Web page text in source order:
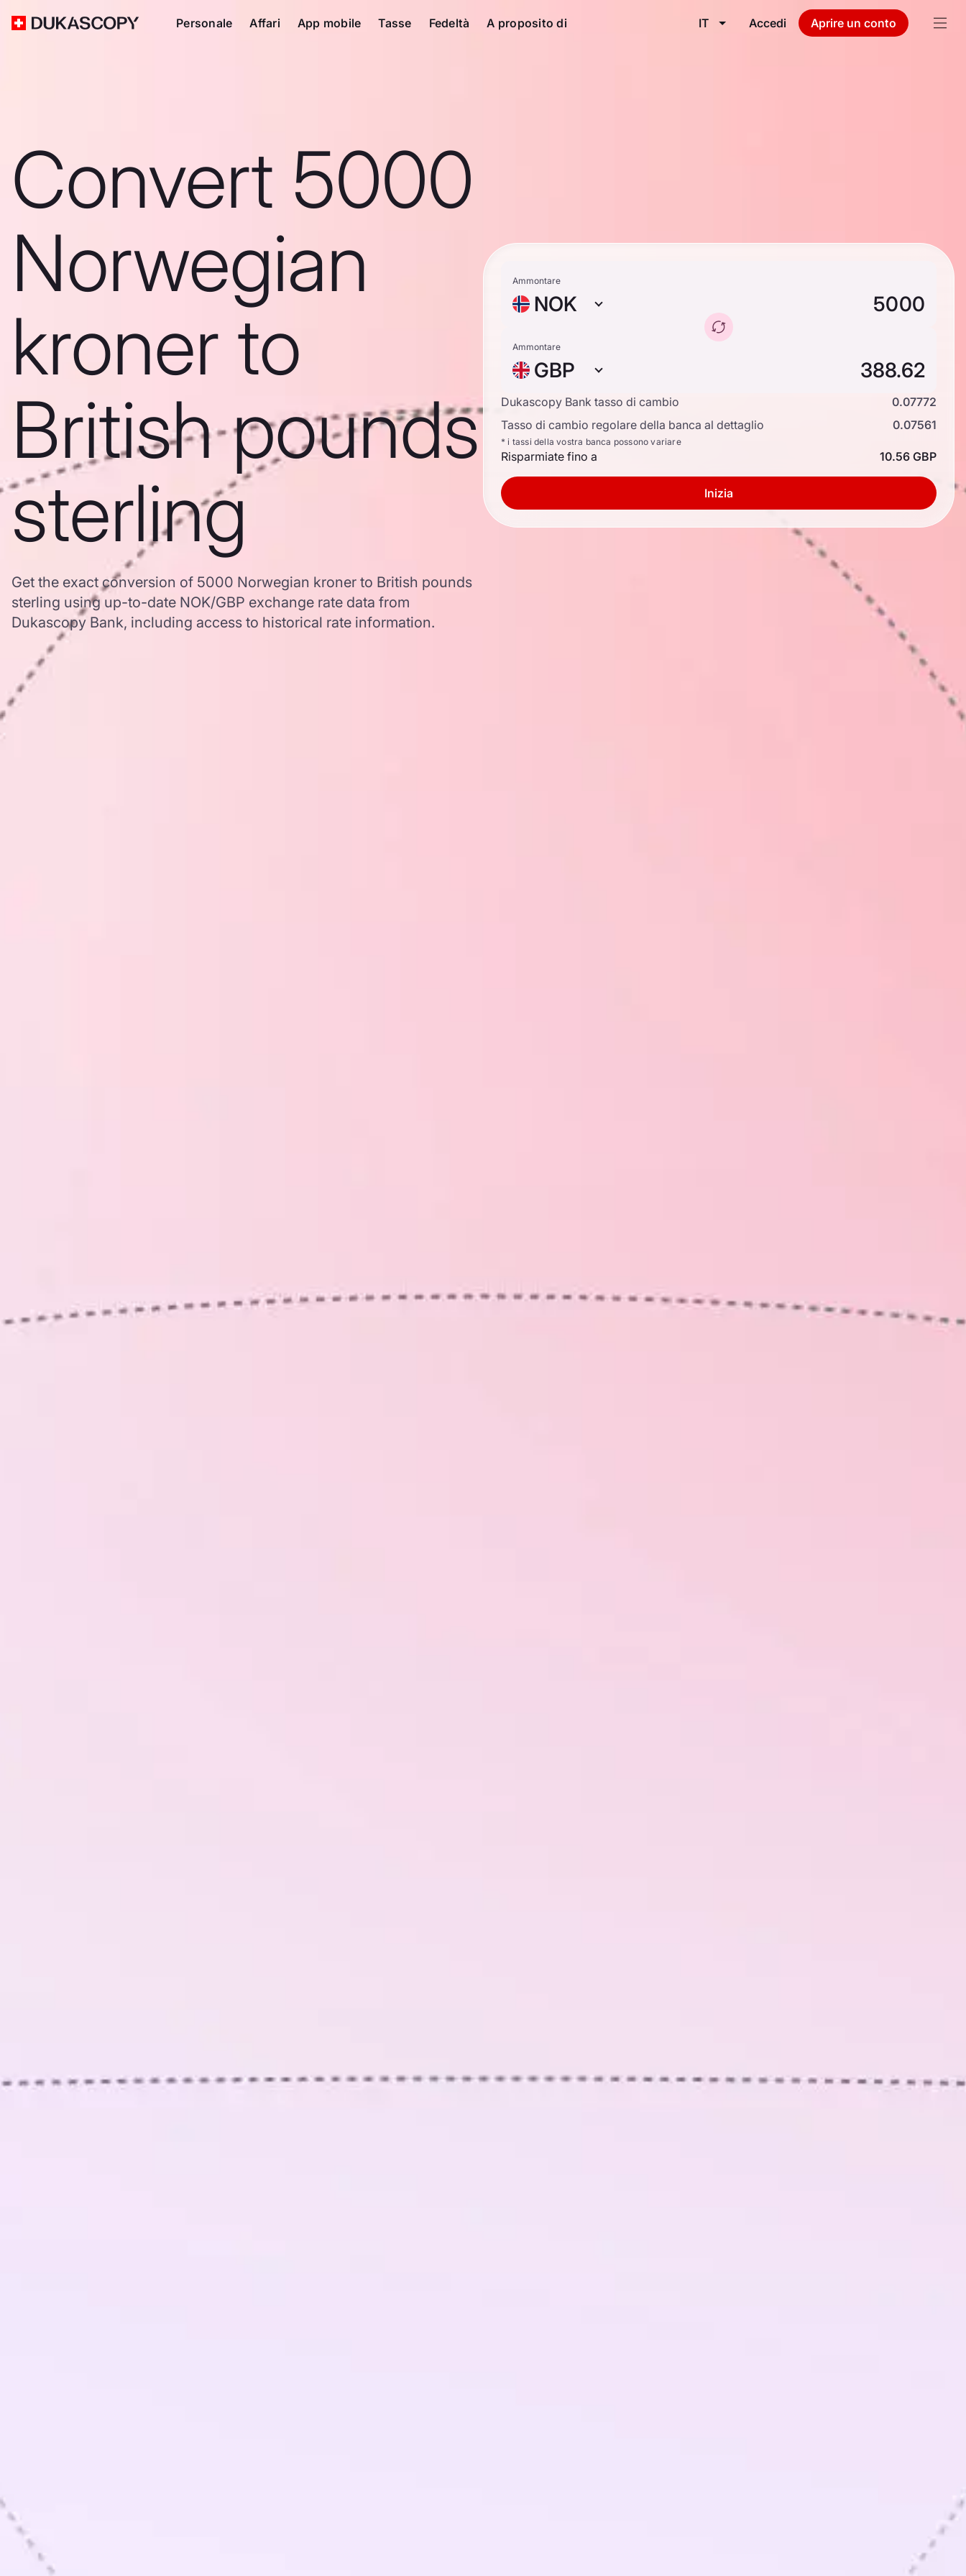
Personale Affari App mobile Tasse Fedeltà A proposito di IT Accedi Aprire un conto
Convert 5000
Norwegian
kroner to
British pounds
sterling
Get the exact conversion of 5000 Norwegian kroner to British pounds
sterling using up-to-date NOK/GBP exchange rate data from
Dukascopy Bank, including access to historical rate information.
Ammontare
NOK
Ammontare
GBP
Dukascopy Bank tasso di cambio
0.07772
Tasso di cambio regolare della banca al dettaglio
0.07561
* i tassi della vostra banca possono variare
Risparmiate fino a 10.56 GBP
Inizia